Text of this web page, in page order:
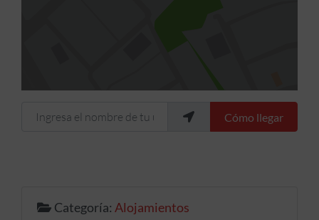
Ingresa el nombre de tu ubicación Cómo llegar
Categoría: Alojamientos